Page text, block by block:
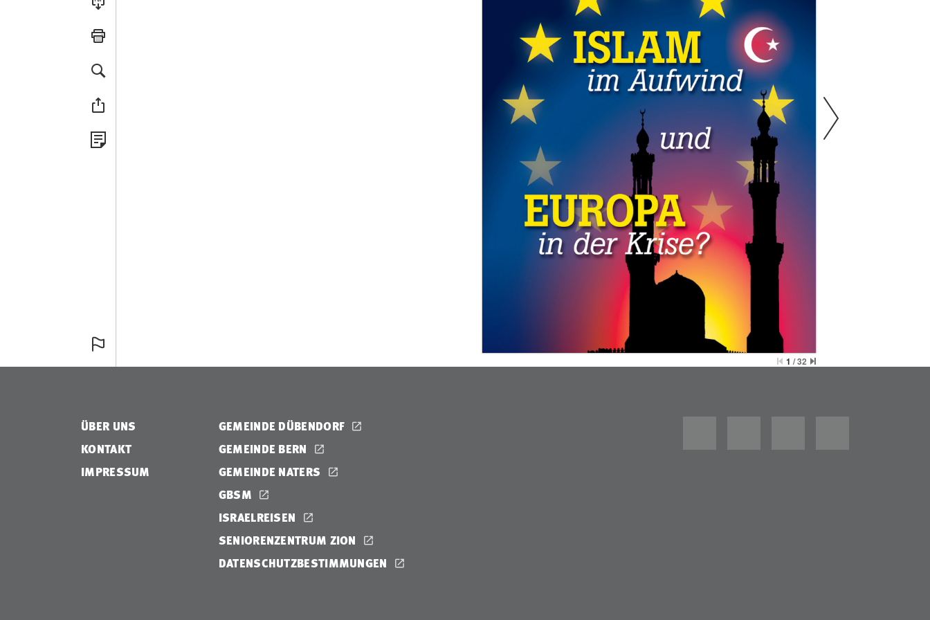
ÜBER UNS
KONTAKT
IMPRESSUM
GEMEINDE DÜBENDORF
GEMEINDE BERN
GEMEINDE NATERS
GBSM
ISRAELREISEN
SENIORENZENTRUM ZION
DATENSCHUTZBESTIMMUNGEN